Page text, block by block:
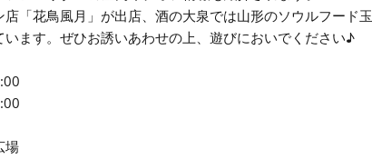
「花鳥風月」が出店、酒の大泉では山形のソウルフード玉
ます。ぜひお誘いあわせの上、遊びにおいでください♪
場